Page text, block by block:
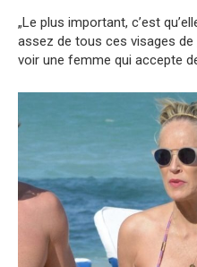
„Le plus important, c’est
assez de tous ces visages de
voir une femme qui accepte